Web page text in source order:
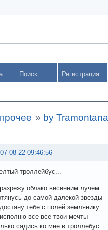
Поиск Регистрация
» by Tramontana
08-22 09:46:56
троллейбус...
облако весенним лучем
до самой далекой звезды
тебе с полей землянику
все все твои мечты
садись ко мне в троллебус